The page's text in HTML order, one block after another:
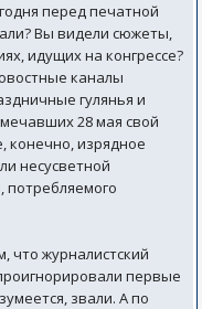
перед печатной
Вы видели сюжеты,
идущих на конгрессе?
каналы
гулянья и
28 мая свой
конечно, изрядное
несусветной
потребляемого
что журналистский
первые
звали. А по